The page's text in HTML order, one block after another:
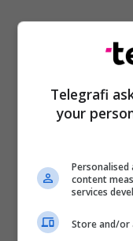
Telegrafi
your
content
services
Store and/or